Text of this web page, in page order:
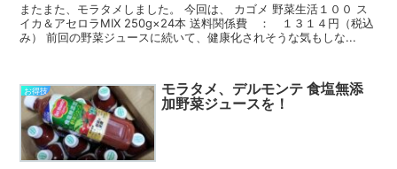
またまた、モラタメしました。 今回は、 カゴメ 野菜生活１００ ス
イカ＆アセロラMIX 250g×24本 送料関係費 ： １３１４円（税込
み） 前回の野菜ジュースに続いて、健康化されそうな気もしな...
お得技
モラタメ、デルモンテ 食塩無添
加野菜ジュースを！